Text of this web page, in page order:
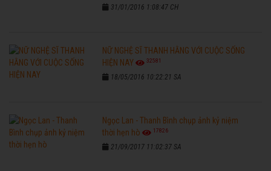
31/01/2016 1:08:47 CH
NỮ NGHỆ SĨ THANH HẰNG VỚI CUỘC SỐNG
HIỆN NAY
32581
18/05/2016 10:22:21 SA
Ngọc Lan - Thanh Bình chụp ảnh kỷ niệm
thời hẹn hò
17826
21/09/2017 11:02:37 SA